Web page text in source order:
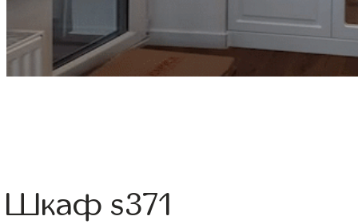
Шкаф s371